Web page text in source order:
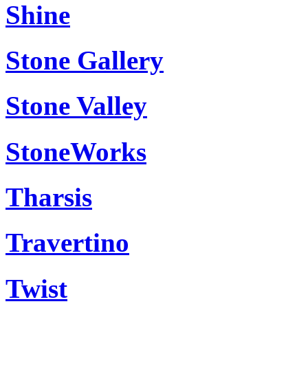
Shine
Stone Gallery
Stone Valley
StoneWorks
Tharsis
Travertino
Twist